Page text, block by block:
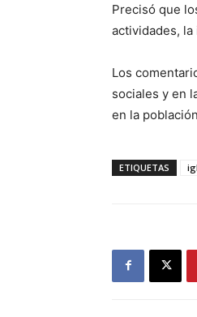
Precisó que
actividades,
Los
sociales y en
en la
ETIQUETAS